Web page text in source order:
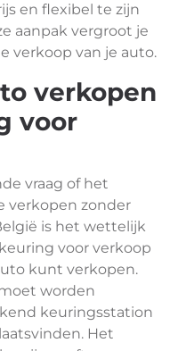
en flexibel te zijn
aanpak vergroot je
verkoop van je auto.
verkopen
voor
vraag of het
verkopen zonder
is het wettelijk
voor verkoop
kunt verkopen.
worden
keuringsstation
Het